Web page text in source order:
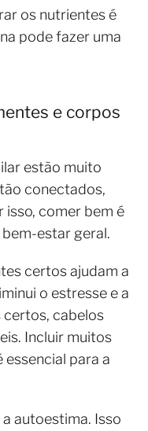
os nutrientes é
pode fazer uma
e corpos
estão muito
conectados,
comer bem é
estar geral.
certos ajudam a
o estresse e a
certos, cabelos
Incluir muitos
para a
autoestima. Isso